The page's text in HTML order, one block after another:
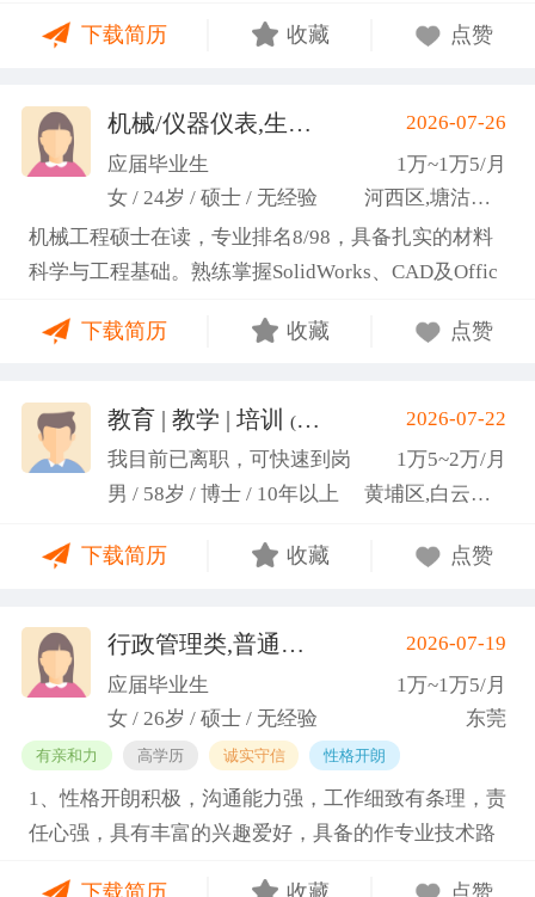
下载简历 收藏 点赞
机械/仪器仪表,生产管理/研发 (高蕾)
2026-07-26
应届毕业生
1万~1万5/月
女 / 24岁 / 硕士 / 无经验
河西区,塘沽区,东丽区
机械工程硕士在读，专业排名8/98，具备扎实的材料
科学与工程基础。熟练掌握SolidWorks、CAD及Offic
2项天津市科研项目，擅长实验设计与数据分析;曾带
优秀的团队协作与沟通协调能力，责任心强，渴望将
科研严谨性融入实践工作中
下载简历 收藏 点赞
教育 | 教学 | 培训 (汤山文)
2026-07-22
我目前已离职，可快速到岗
1万5~2万/月
男 / 58岁 / 博士 / 10年以上
黄埔区,白云区,增城市
下载简历 收藏 点赞
行政管理类,普通教师类 (蓝小艳)2026-07-19
应届毕业生
1万~1万5/月
女 / 26岁 / 硕士 / 无经验
东莞
有亲和力 高学历 诚实守信 性格开朗
1、性格开朗积极，沟通能力强，工作细致有条理，责
任心强，具有丰富的兴趣爱好，具备的作专业技术路
下载简历 收藏 点赞